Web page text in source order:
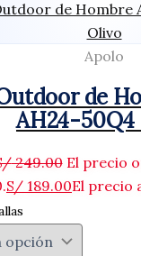
Apolo
de
AH24-50Q4
249.00 El precio
S/ 189.00El precio